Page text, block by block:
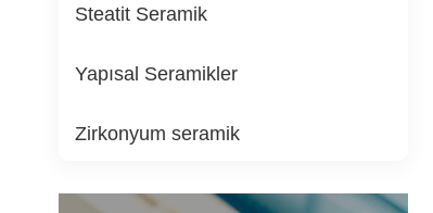
Steatit Seramik
Yapısal Seramikler
Zirkonyum seramik